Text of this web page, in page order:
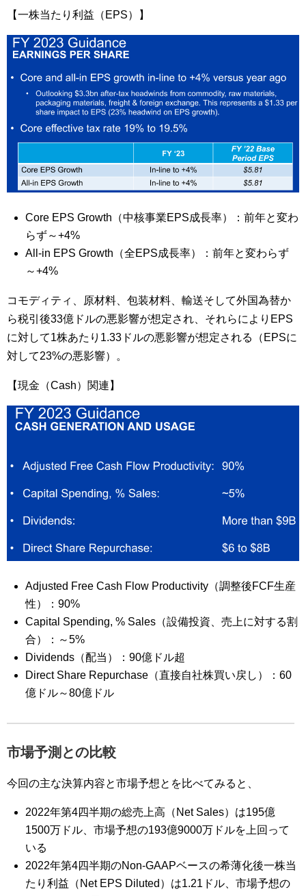
【一株当たり利益（EPS）】
Core EPS Growth（中核事業EPS成長率）：前年と変わ
らず～+4%
All-in EPS Growth（全EPS成長率）：前年と変わらず
～+4%
コモディティ、原材料、包装材料、輸送そして外国為替か
ら税引後33億ドルの悪影響が想定され、それらによりEPS
に対して1株あたり1.33ドルの悪影響が想定される（EPSに
対して23%の悪影響）。
【現金（Cash）関連】
Adjusted Free Cash Flow Productivity（調整後FCF生産
性）：90%
Capital Spending, % Sales（設備投資、売上に対する割
合）：～5%
Dividends（配当）：90億ドル超
Direct Share Repurchase（直接自社株買い戻し）：60
億ドル～80億ドル
市場予測との比較
今回の主な決算内容と市場予想とを比べてみると、
2022年第4四半期の総売上高（Net Sales）は195億
1500万ドル、市場予想の193億9000万ドルを上回って
いる
2022年第4四半期のNon-GAAPベースの希薄化後一株当
たり利益（Net EPS Diluted）は1.21ドル 、市場予想の